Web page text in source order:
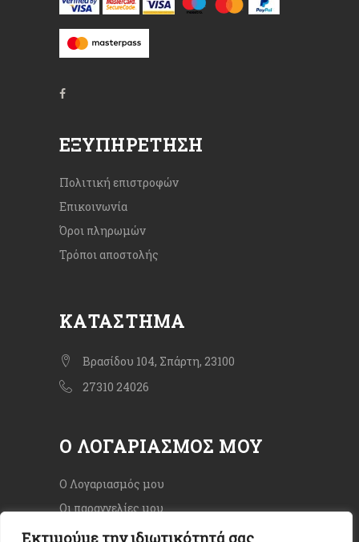
Εκτιμούμε την ιδιωτικότητά σας
ΕΞΥΠΗΡΈΤΗΣΗ
Πολιτική επιστροφών
Επικοινωνία
Όροι πληρωμών
Τρόποι αποστολής
ΚΑΤΆΣΤΗΜΑ
Βρασίδου 104, Σπάρτη, 23100
27310 24026
Ο ΛΟΓΑΡΙΑΣΜΌΣ ΜΟΥ
Ο Λογαριασμός μου
Οι παραγγελίες μου